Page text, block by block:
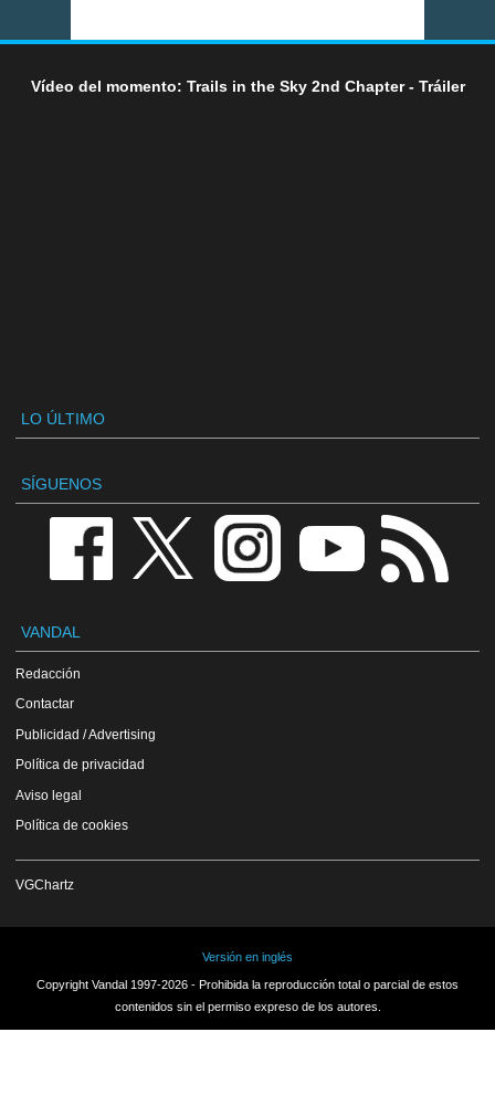
Vídeo del momento: Trails in the Sky 2nd Chapter - Tráiler
LO ÚLTIMO
SÍGUENOS
VANDAL
Redacción
Contactar
Publicidad / Advertising
Política de privacidad
Aviso legal
Política de cookies
VGChartz
Versión en inglés
Copyright Vandal 1997-2026 - Prohibida la reproducción total o parcial de estos
contenidos sin el permiso expreso de los autores.